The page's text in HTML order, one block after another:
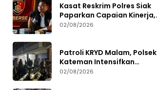
Kasat Reskrim Polres Siak
Paparkan Capaian Kinerja,
Tegaskan Siap Terima Kritik
02/08/2026
Patroli KRYD Malam, Polsek
Kateman Intensifkan
Pengamanan Balap Liar
02/08/2026